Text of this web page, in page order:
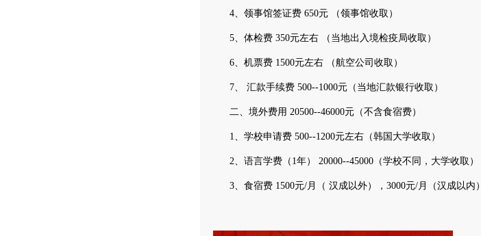
4、领事馆签证费 650元 （领事馆收取）
5、体检费 350元左右 （当地出入境检疫局收取）
6、机票费 1500元左右 （航空公司收取）
7、 汇款手续费 500--1000元（当地汇款银行收取）
二、境外费用 20500--46000元（不含食宿费）
1、学校申请费 500--1200元左右（韩国大学收取）
2、语言学费（1年） 20000--45000（学校不同，大学收取）
3、食宿费 1500元/月（ 汉成以外），3000元/月（汉成以内）